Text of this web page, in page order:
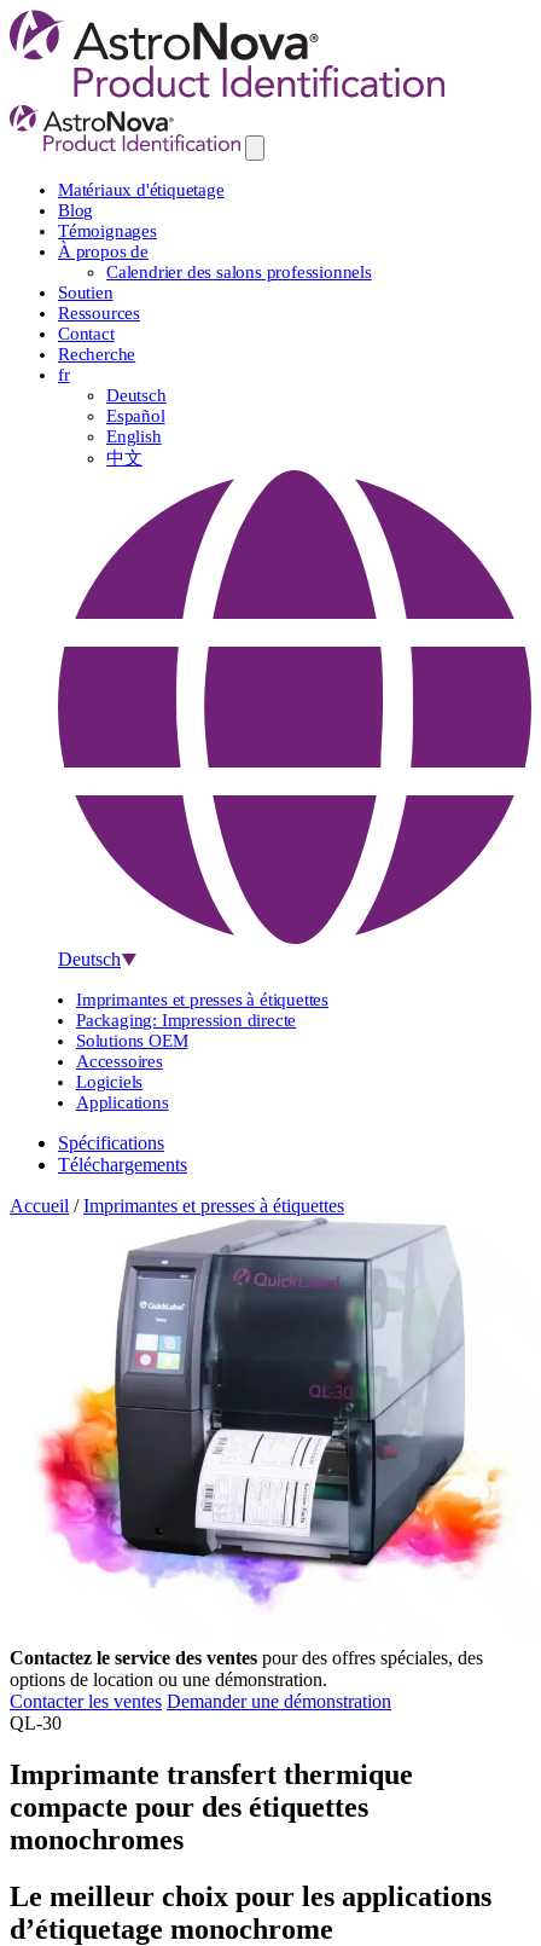
Matériaux d'étiquetage
Blog
Témoignages
À propos de
Calendrier des salons professionnels
Soutien
Ressources
Contact
Recherche
fr
Deutsch
Español
English
中文
Deutsch
Imprimantes et presses à étiquettes
Packaging: Impression directe
Solutions OEM
Accessoires
Logiciels
Applications
Spécifications
Téléchargements
Accueil /Imprimantes et presses à étiquettes
Contactez le service des ventes pour des offres spéciales, des
options de location ou une démonstration.
Contacter les ventes Demander une démonstration
QL-30
Imprimante transfert thermique
compacte pour des étiquettes
monochromes
Le meilleur choix pour les applications
d’étiquetage monochrome